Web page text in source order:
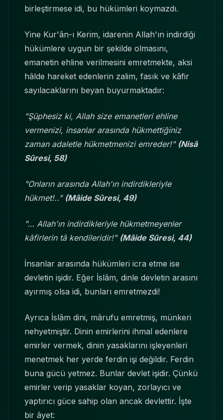
birleştirmese idi, bu hükümleri koymazdı.
Yine Kur'ân-ı Kerim, idarenin Allah'ın indirdiği
hükümlere uygun bir şekilde olmasını,
emanetin ehline verilmesini emretmekte, aksi
hâlde hareket edenlerin zalim, fasık ve kâfir
sayılacaklarını beyan buyurmaktadır:
"Şüphesiz ki, Allah size emanetleri ehline
vermenizi, insanlar arasında hükmettiğiniz
zaman adaletle hükmetmenizi emreder!" (Nisâ
Sûresi, 58)
"Onların arasında Allah'ın indirdikleriyle
hükmet!.." (Mâide Sûresi, 49)
"… Allah'ın indirdikleriyle hükmetmeyenler
kâfirlerin tâ kendileridir!" (Mâide Sûresi, 44)
İnsanlar arasında hükümleri icra etme ise
devletin işidir. Eğer İslâm, dinle devletin arasını
ayırmış olsa idi, bunları emretmezdi!
Ayrıca İslâm dini, mârufu emretmiş, münkeri
nehyetmiştir. Dinin emirlerini ihmal edenlere
emirler vermek, dinin yasaklarını işleyenleri
menetmek her yerde ferdin işi değildir. Ferdin
buna gücü yetmez. Bunlar devlet işidir. Çünkü
emirler verip yasaklar koyan, zorlayıcı ve
yaptırıcı güce sahip olan ancak devlettir. İşte
bir âyet: